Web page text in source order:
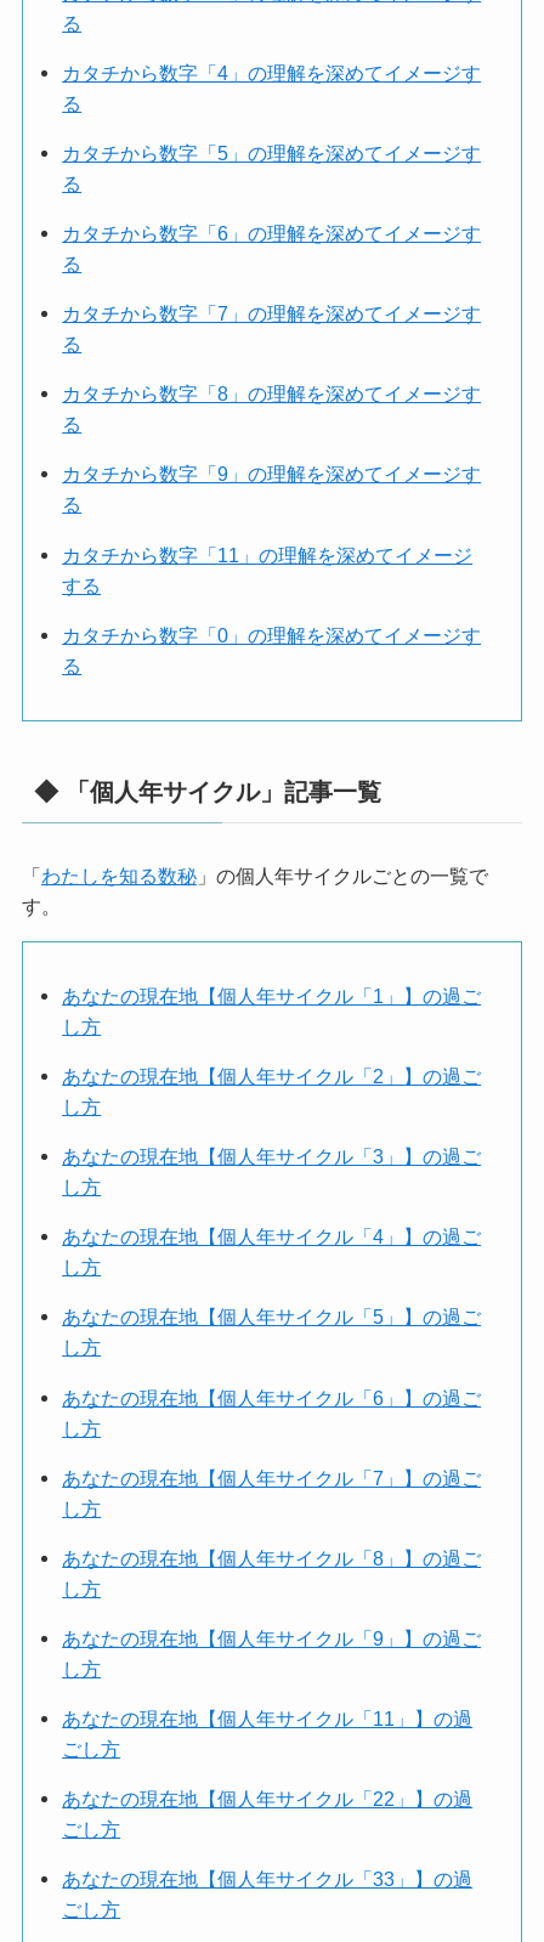
る
カタチから数字「4」の理解を深めてイメージす
る
カタチから数字「5」の理解を深めてイメージす
る
カタチから数字「6」の理解を深めてイメージす
る
カタチから数字「7」の理解を深めてイメージす
る
カタチから数字「8」の理解を深めてイメージす
る
カタチから数字「9」の理解を深めてイメージす
る
カタチから数字「11」の理解を深めてイメージ
する
カタチから数字「0」の理解を深めてイメージす
る
◆ 「個人年サイクル」記事一覧
「わたしを知る数秘」の個人年サイクルごとの一覧で
す。
あなたの現在地【個人年サイクル「1」】の過ご
し方
あなたの現在地【個人年サイクル「2」】の過ご
し方
あなたの現在地【個人年サイクル「3」】の過ご
し方
あなたの現在地【個人年サイクル「4」】の過ご
し方
あなたの現在地【個人年サイクル「5」】の過ご
し方
あなたの現在地【個人年サイクル「6」】の過ご
し方
あなたの現在地【個人年サイクル「7」】の過ご
し方
あなたの現在地【個人年サイクル「8」】の過ご
し方
あなたの現在地【個人年サイクル「9」】の過ご
し方
あなたの現在地【個人年サイクル「11」】の過
ごし方
あなたの現在地【個人年サイクル「22」】の過
ごし方
あなたの現在地【個人年サイクル「33」】の過
ごし方